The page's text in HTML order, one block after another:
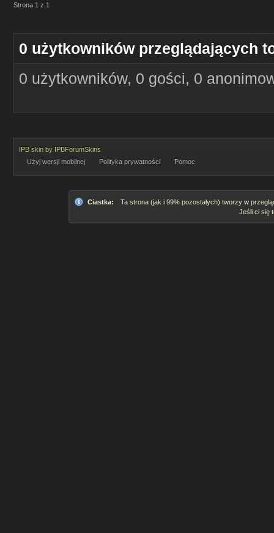
Strona 1 z 1
0 użytkowników przeglądających
0 użytkowników, 0 gości, 0
IPB skin by IPBForumSkins
Użyj wersji mobilnej
Polityka prywatności Pomoc
Ciastka:
Ta strona (jak i 99% pozostałych) tworzy w
Jeśli ci się